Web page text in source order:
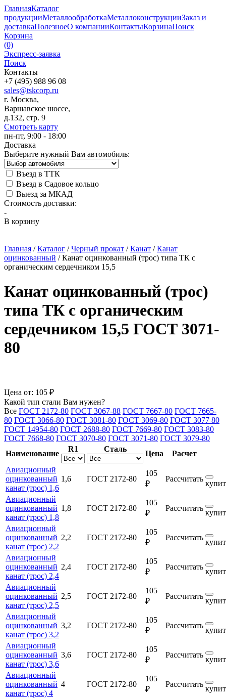
ГлавнаяКаталог
продукцииМеталлообработкаМеталлоконструкцииЗаказ и
доставкаПолезноеО компанииКонтактыКорзинаПоиск
Корзина
(0)
Экспресс-заявка
Поиск
Контакты
+7 (495) 988 96 08
sales@tskcorp.ru
г. Москва,
Варшавское шоссе,
д.132, стр. 9
Смотреть карту
пн-пт, 9:00 - 18:00
Доставка
Выберите нужный Вам автомобиль:
Въезд в ТТК
Въезд в Садовое кольцо
Выезд за МКАД
Стоимость доставки:
-
В корзину
Главная /Каталог /Черный прокат /Канат /Канат
оцинкованный /Канат оцинкованный (трос) типа ТК с
органическим сердечником 15,5
Канат оцинкованный (трос)
типа ТК с органическим
сердечником 15,5 ГОСТ 3071-
80
Цена от: 105 ₽
Какой тип стали Вам нужен?
Все ГОСТ 2172-80 ГОСТ 3067-88 ГОСТ 7667-80 ГОСТ 7665-
80 ГОСТ 3066-80 ГОСТ 3081-80 ГОСТ 3069-80 ГОСТ 3077 80
ГОСТ 14954-80 ГОСТ 2688-80 ГОСТ 7669-80 ГОСТ 3083-80
ГОСТ 7668-80 ГОСТ 3070-80 ГОСТ 3071-80 ГОСТ 3079-80
Наименование
R1 Сталь
Цена
Расчет
Авиационный
оцинкованный
канат (трос) 1,6
1,6 ГОСТ 2172-80
105
₽
Рассчитать
Авиационный
оцинкованный
канат (трос) 1,8
1,8 ГОСТ 2172-80
105
₽
Рассчитать
Авиационный
оцинкованный
канат (трос) 2,2
2,2 ГОСТ 2172-80
105
₽
Рассчитать
Авиационный
оцинкованный
канат (трос) 2,4
2,4 ГОСТ 2172-80
105
₽
Рассчитать
Авиационный
оцинкованный
канат (трос) 2,5
2,5 ГОСТ 2172-80
105
₽
Рассчитать
Авиационный
оцинкованный
канат (трос) 3,2
3,2 ГОСТ 2172-80
105
₽
Рассчитать
Авиационный
оцинкованный
канат (трос) 3,6
3,6 ГОСТ 2172-80
105
₽
Рассчитать
Авиационный
оцинкованный
канат (трос) 4
4 ГОСТ 2172-80
105
₽
Рассчитать